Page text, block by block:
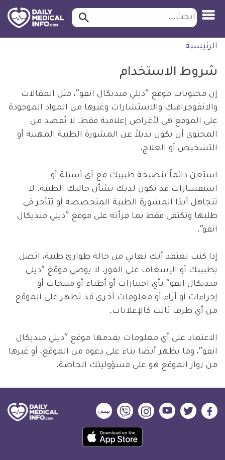
التخطي
للمحتوى
ابحث ابحث…
الرئيسية
شروط الاستخدام
إن محتويات موقع “ديلي ميديكال انفو”، مثل المقالات
والانفوجرافيك والاستشارات وغيرها من المواد الموجودة
على الموقع هي لأغراض إعلامية فقط. لا يُقصد من
المحتوى أن يكون بديلاً عن المشورة الطبية المهنية أو
التشخيص أو العلاج.
استعن دائماً بنصيحة طبيبك مع أي أسئلة أو
استفسارات قد تكون لديك بشأن حالتك الطبية. لا
تتجاهل أبدًا المشورة الطبية المتخصصة أو تتأخر في
طلبها وتكتفي فقط بما قرأته على موقع “ديلي ميديكال
انفو”.
إذا كنت تعتقد أنك تعاني من حالة طوارئ طبية، اتصل
بطبيبك أو الإسعاف على الفور. لا يوصي موقع “ديلي
ميديكال انفو” بأي اختبارات أو أطباء أو منتجات أو
إجراءات أو آراء أو معلومات أخرى قد تظهر على الموقع
من أي طرف ثالث كالإعلانات.
الاعتماد على أي معلومات يقدمها موقع “ديلي ميديكال
انفو”، وما يظهر أيضا بناء على دعوة من الموقع، أو غيرها
من زوار الموقع هو على مسؤوليتك الخاصة.
ديلي
ديلي
ديلي
ميديكال
ديلي
ميديكال
انفو
ديلي
ميديكال
انفو
ديلي
ميديكال
انفو
حمل
تطبيق